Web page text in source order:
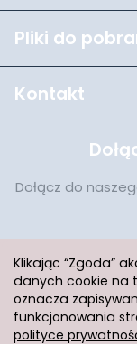
Pliki do
Kontakt
Dołącz do
Klikając “Zgoda”
danych cookie na
oznacza
funkcjonowania
polityce